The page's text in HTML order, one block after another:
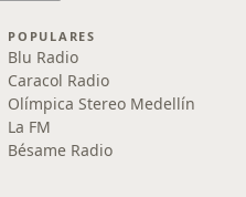
POPULARES
Blu Radio
Caracol Radio
Olímpica Stereo Medellín
La FM
Bésame Radio